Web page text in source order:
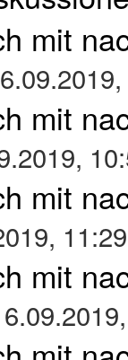
mit
mit
mit
11:29
mit